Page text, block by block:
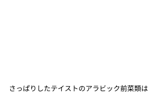
さっぱりしたテイストのアラビック前菜類は